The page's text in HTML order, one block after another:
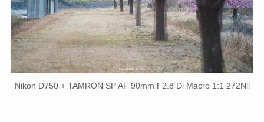
Nikon D750 + TAMRON SP AF 90mm F2.8 Di Macro 1:1 272Nll